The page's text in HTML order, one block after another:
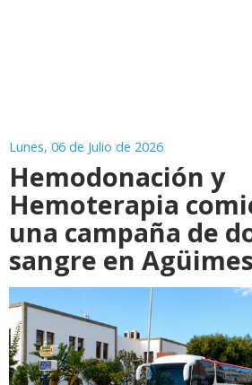
Lunes, 06 de Julio de 2026
Hemodonación y
Hemoterapia
una campaña de
sangre en Agüimes